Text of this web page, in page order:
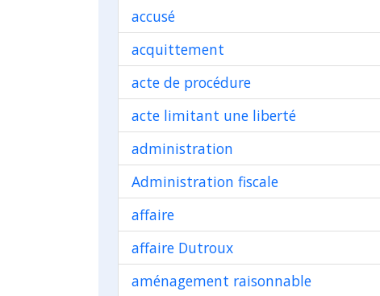
accusé
acquittement
acte de procédure
acte limitant une liberté
administration
Administration fiscale
affaire
affaire Dutroux
aménagement raisonnable